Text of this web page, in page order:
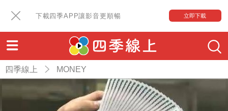
下載四季APP讓影音更順暢 立即下載
四季線上 MONEY